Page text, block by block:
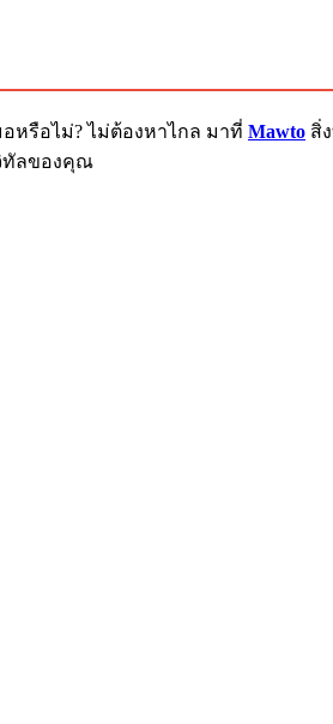
หรือไม่? ไม่ต้องหาไกล มาที่ Mawto สิ่
ทัลของคุณ